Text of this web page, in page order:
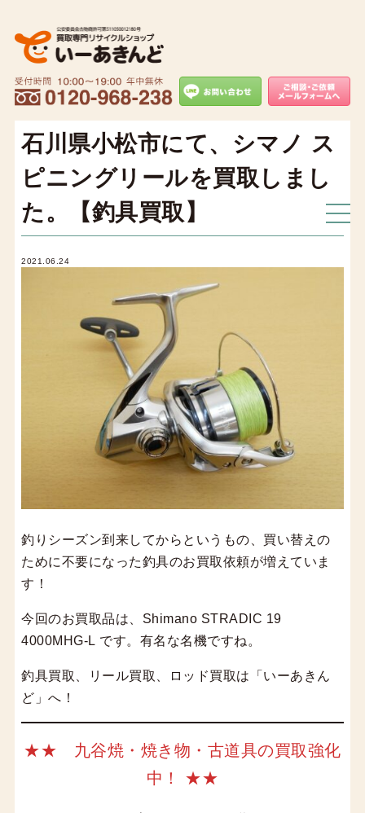
石川県小松市にて、シマノ ス
ピニングリールを買取しまし
た。【釣具買取】
2021.06.24
釣りシーズン到来してからというもの、買い替えの
ために不要になった釣具のお買取依頼が増えていま
す！
今回のお買取品は、Shimano STRADIC 19
4000MHG-L です。有名な名機ですね。
釣具買取、リール買取、ロッド買取は「いーあきん
ど」へ！
★★ 九谷焼・焼き物・古道具の買取強化
中！ ★★